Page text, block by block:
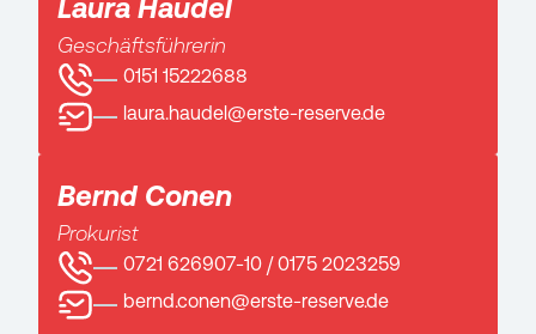
Geschäftsführerin
0151 15222688
laura.haudel@erste-reserve.de
Bernd Conen
Prokurist
0721 626907-10 / 0175 2023259
bernd.conen@erste-reserve.de